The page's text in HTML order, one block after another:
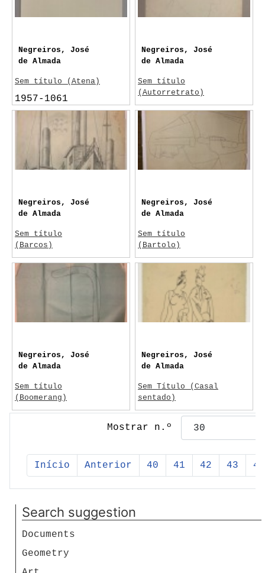
Mostrar n.º
Início Anterior 40 41 42 43 44
Negreiros, José
de Almada
Sem título (Atena)
1957-1061
Lisboa
Negreiros, José
de Almada
Sem título
(Autorretrato)
Sem data
Negreiros, José
de Almada
Sem título
(Barcos)
c. 1943
Negreiros, José
de Almada
Sem título
(Bartolo)
c.1958
Negreiros, José
de Almada
Sem título
(Boomerang)
1957
Negreiros, José
de Almada
Sem Título (Casal
sentado)
1932
Search suggestion
Documents
Geometry